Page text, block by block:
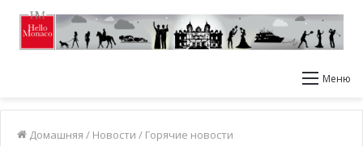
Меню
Домашняя / Новости / Горячие новости